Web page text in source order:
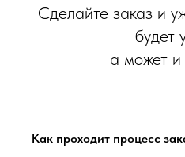
Сделайте заказ и
будет
а может
Как проходит процесс